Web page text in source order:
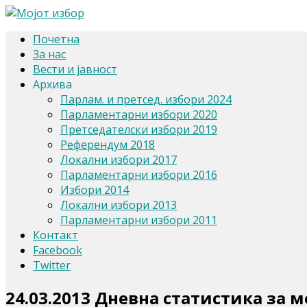
Почетна
За нас
Вести и јавност
Архива
Парлам. и претсед. избори 2024
Парламентарни избори 2020
Претседателски избори 2019
Референдум 2018
Локални избори 2017
Парламентарни избори 2016
Избори 2014
Локални избори 2013
Парламентарни избори 2011
Контакт
Facebook
Twitter
24.03.2013 Дневна статистика за